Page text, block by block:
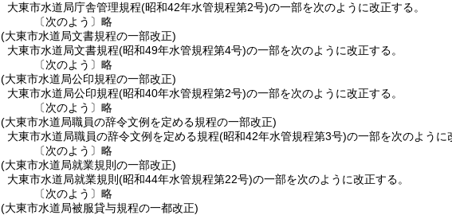
大東市水道局庁舎管理規程(昭和42年水管規程第2号)の一部を次のように改正する。
〔次のよう〕略
(大東市水道局文書規程の一部改正)
大東市水道局文書規程(昭和49年水管規程第4号)の一部を次のように改正する。
〔次のよう〕略
(大東市水道局公印規程の一部改正)
大東市水道局公印規程(昭和40年水管規程第2号)の一部を次のように改正する。
〔次のよう〕略
(大東市水道局職員の辞令文例を定める規程の一部改正)
大東市水道局職員の辞令文例を定める規程(昭和42年水管規程第3号)の一部を次のように
〔次のよう〕略
(大東市水道局就業規則の一部改正)
大東市水道局就業規則 (昭和44年水管規程第22号)の一部を次のように改正する。
〔次のよう〕略
(大東市水道局被服貸与規程の一都改正)